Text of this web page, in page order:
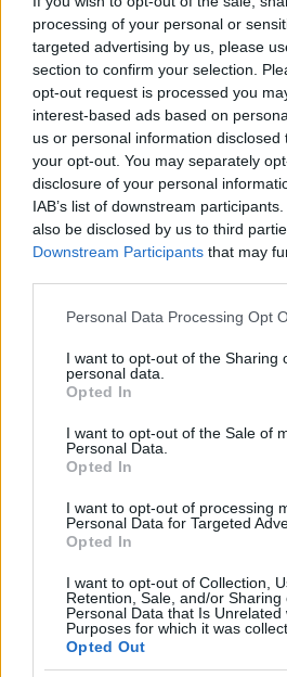
processing of your personal or
targeted advertising by us, please
section to confirm your selection.
opt-out request is processed you
interest-based ads based on
us or personal information
your opt-out. You may separately
disclosure of your personal
IAB’s list of downstream
also be disclosed by us to third
Downstream Participants that may
Please note that this website/app
not limited to your visit or usage
grant or deny consent to Google
use your data for below specified
consent section.
Personal Data Processing Opt
I want to opt-out of the Sharing
personal data.
Opted In
I want to opt-out of the Sale of
Personal Data.
Opted In
I want to opt-out of processing
Personal Data for Targeted
Opted In
I want to opt-out of Collection,
Retention, Sale, and/or Sharing
Personal Data that Is Unrelated
Purposes for which it was
Opted Out
2014.49. hét 82poszt
2014.48. hét88poszt
2014.47. hét92poszt
2014.46. hét 84 poszt
2014.45. hét86 poszt
2014. 44. hét79 poszt
2014.43. hét76poszt
2014.42. hét73 poszt
2014.41. hét 75 poszt
2014.40. hét 78poszt
2014.39. hét86poszt
2014.38. hét77poszt
37. hét 80
poszt
36. hét 88poszt
35. hét 75poszt
34. hét68poszt
33. hét 50
32. hét 45poszt
31. hét 49poszt
30. hét 34
29. hét
28. hét40poszt
27. hét 44
25. hét54poszt
24. hét 59poszt
23. hét72 poszt
2014.22. hét84poszt